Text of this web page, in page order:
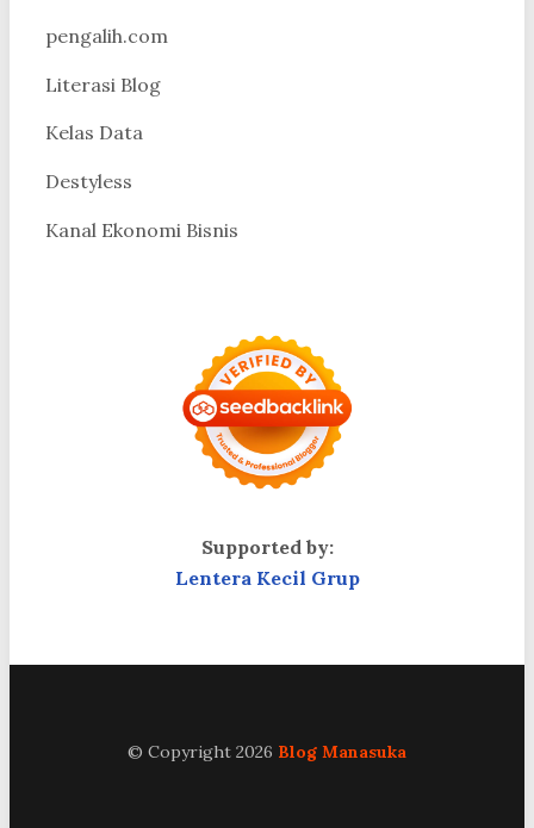
pengalih.com
Literasi Blog
Kelas Data
Destyless
Kanal Ekonomi Bisnis
Supported by:
Lentera Kecil Grup
© Copyright 2026 Blog Manasuka